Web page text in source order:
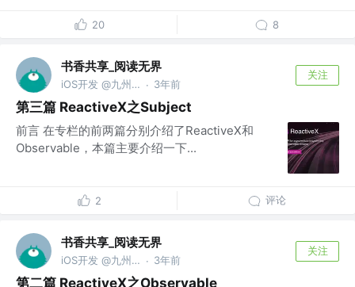
20 8
书香共享_阅读无界
iOS开发 @九州文化 · 3年前
关注
第三篇 ReactiveX之Subject
前言 在专栏的前两篇分别介绍了ReactiveX和
Observable，本篇主要介绍一下...
2 评论
书香共享_阅读无界
iOS开发 @九州文化 · 3年前
关注
第二篇 ReactiveX之Observable